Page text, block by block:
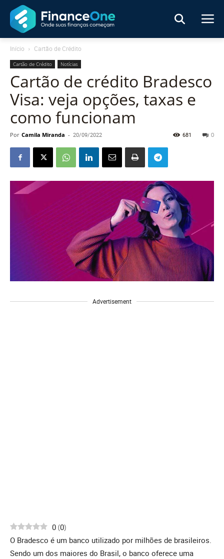
Início Cartão de Crédito
Cartão de Crédito Notícias
Cartão de crédito Bradesco
Visa: veja opções, taxas e
como funcionam
Por Camila Miranda - 20/09/2022 0
681
Advertisement
0 (0)
O Bradesco é um banco utilizado por milhões de brasileiros.
Sendo um dos maiores do Brasil, o banco oferece uma